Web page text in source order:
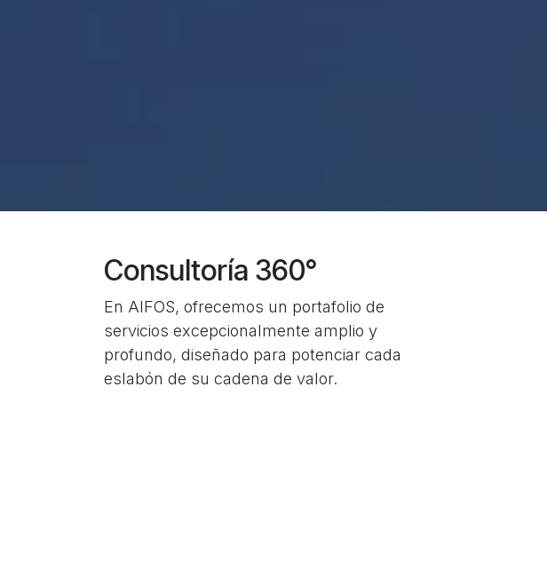
Consultoría 360°
En AIFOS, ofrecemos un portafolio de
servicios excepcionalmente amplio y
profundo, diseñado para potenciar cada
eslabón de su cadena de valor.